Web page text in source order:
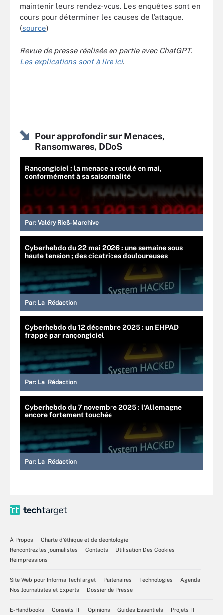
maintenir leurs rendez-vous. Les enquêtes sont en
cours pour déterminer les causes de l’attaque.
(source)
Revue de presse réalisée en partie avec ChatGPT.
Les explications sont à lire ici.
Pour approfondir sur Menaces,
Ransomwares, DDoS
Rançongiciel : la menace a reculé en mai,
conformément à sa saisonnalité
Par: Valéry Rieß-Marchive
Cyberhebdo du 22 mai 2026 : une semaine sous
haute tension ; des cicatrices douloureuses
Par: La Rédaction
Cyberhebdo du 12 décembre 2025 : un EHPAD
frappé par rançongiciel
Par: La Rédaction
Cyberhebdo du 7 novembre 2025 : l’Allemagne
encore fortement touchée
Par: La Rédaction
À Propos
Charte d’éthique et de déontologie
Rencontrez les journalistes
Contacts
Utilisation Des Cookies
Réimpressions
Site Web pour Informa TechTarget Partenaires Technologies
Agenda
Nos Journalistes et Experts
Dossier de Presse
E-Handbooks Conseils IT Opinions Guides Essentiels Projets IT